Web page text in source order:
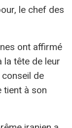
le chef des
ont affirmé
la tête de leur
conseil de
tient à son